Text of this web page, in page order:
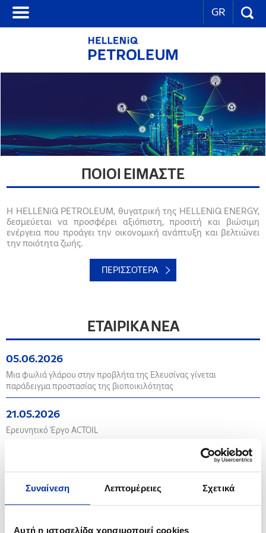
Συναίνεση Λεπτομέρειες Σχετικά
Αυτή η ιστοσελίδα χρησιμοποιεί cookies
GR
ΠΟΙΟΙ ΕΙΜΑΣΤΕ
Η HELLENiQ PETROLEUM, θυγατρική της HELLENiQ ENERGY,
δεσμεύεται να προσφέρει αξιόπιστη, προσιτή και βιώσιμη
ενέργεια που προάγει την οικονομική ανάπτυξη και βελτιώνει
την ποιότητα ζωής.
ΠΕΡΙΣΣΟΤΕΡΑ
ΕΤΑΙΡΙΚΑ NEA
05.06.2026
Μια φωλιά γλάρου στην προβλήτα της Ελευσίνας γίνεται
παράδειγμα προστασίας της βιοποικιλότητας
21.05.2026
Ερευνητικό Έργο ACTOIL
Ανάρτηση - Δημοσιοποίηση προς το κοινό της Στρατηγικής Μελέτης
Περιβαλλοντικών Επιπτώσεων (ΣΜΠΕ) στο πλαίσιο της διαδικασίας
Εγκαταστάσεων Ασπροπύργου (ΒΕΑ)